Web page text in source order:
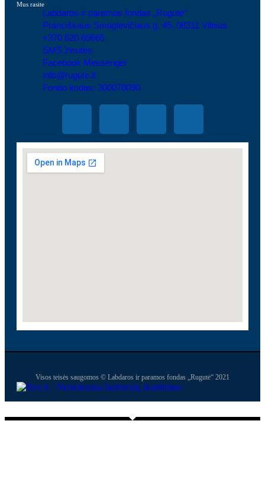
Mus rasite
Labdaros ir paramos fondas „Rugutė“
Pranciškaus Smuglevičiaus g. 45, 08311 Vilnius
+370 620 69665
SMS žinutės
Facebook Messenger
info@rugute.lt
Fondo kodas: 300070090
Visos teisės saugomos © Labdaros ir paramos fondas „Rugutė“ 2021